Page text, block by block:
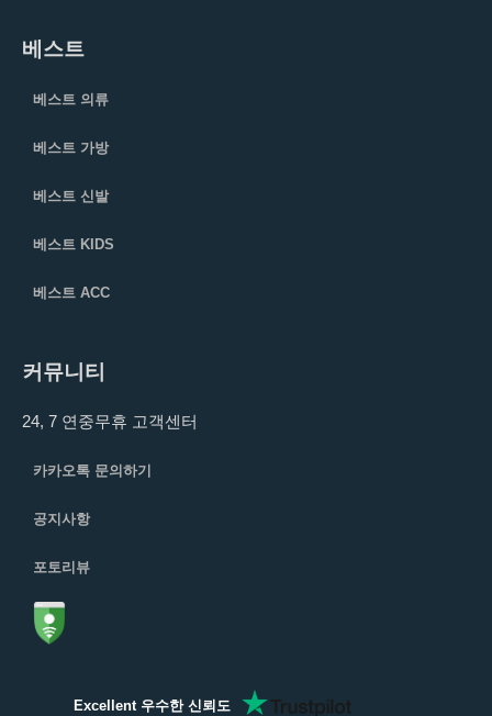
베스트
베스트 의류
베스트 가방
베스트 신발
베스트 KIDS
베스트 ACC
커뮤니티
24, 7 연중무휴 고객센터
카카오톡 문의하기
공지사항
포토리뷰
Excellent 우수한 신뢰도